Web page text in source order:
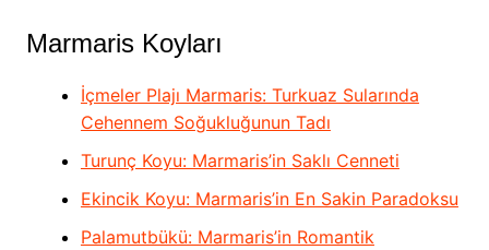
Marmaris Koyları
İçmeler Plajı Marmaris: Turkuaz Sularında
Cehennem Soğukluğunun Tadı
Turunç Koyu: Marmaris’in Saklı Cenneti
Ekincik Koyu: Marmaris’in En Sakin Paradoksu
Palamutbükü: Marmaris’in Romantik